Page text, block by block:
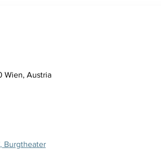
Wien, Austria
Burgtheater